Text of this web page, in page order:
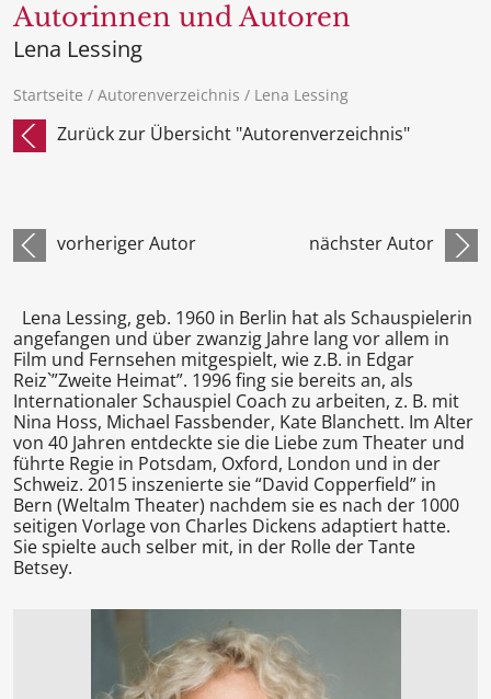
Autorinnen und Autoren
Lena Lessing
Startseite / Autorenverzeichnis / Lena Lessing
Zurück zur Übersicht "Autorenverzeichnis"
vorheriger Autor nächster Autor
Lena Lessing, geb. 1960 in Berlin hat als Schauspielerin
angefangen und über zwanzig Jahre lang vor allem in
Film und Fernsehen mitgespielt, wie z.B. in Edgar
Reiz`”Zweite Heimat”. 1996 fing sie bereits an, als
Internationaler Schauspiel Coach zu arbeiten, z. B. mit
Nina Hoss, Michael Fassbender, Kate Blanchett. Im Alter
von 40 Jahren entdeckte sie die Liebe zum Theater und
führte Regie in Potsdam, Oxford, London und in der
Schweiz. 2015 inszenierte sie “David Copperfield” in
Bern (Weltalm Theater) nachdem sie es nach der 1000
seitigen Vorlage von Charles Dickens adaptiert hatte.
Sie spielte auch selber mit, in der Rolle der Tante
Betsey.